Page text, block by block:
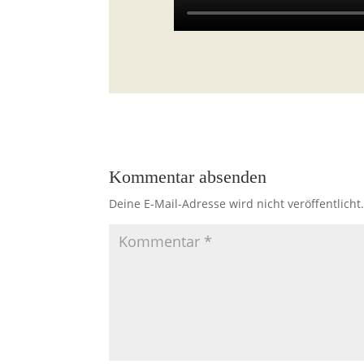
Kommentar absenden
Deine E-Mail-Adresse wird nicht veröffentlicht.